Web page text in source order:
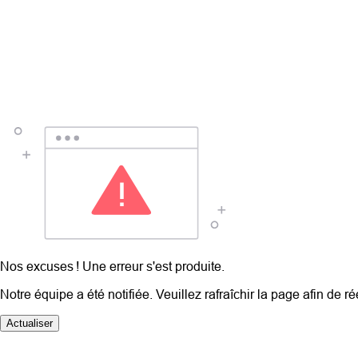
Nos excuses ! Une erreur s'est produite.
Notre équipe a été notifiée. Veuillez rafraîchir la page afin de
Actualiser